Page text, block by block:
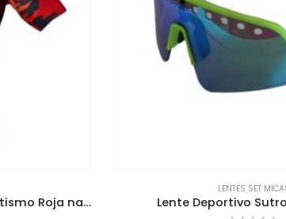
Tricota ciclismo Elite Pro Mimetismo Roja naranjo
LENTES SET
Lente Deportivo